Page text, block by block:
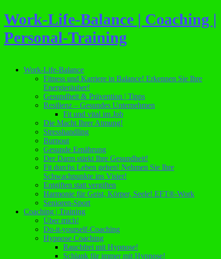
Work-Life-Balance | Coaching |
Personal-Training
Work-Life-Balance
Fitness und Karriere in Balance! Erkennen Sie Ihre
Energieräuber!
Gesundheit & Prävention | Tipps
Resilienz – Gesundes Unternehmen
Fit und vital im Job
Die Macht Ihrer Atmung!
Stresshandling
Burnout
Gesunde Ernährung
Der Darm stärkt Ihre Gesundheit!
Fit durchs Leben gehen! Nehmen Sie Ihre
Schwachpunkte ins Visier!
Entgiften statt vergiften
Harmonie für Geist, Körper, Seele! EFT®-Work
Senioren-Sport
Coaching | Training
Über mich!
Do-it-yourself-Coaching
Hypnose Coaching
Rauchfrei mit Hypnose!
Schlank für immer mit Hypnose!